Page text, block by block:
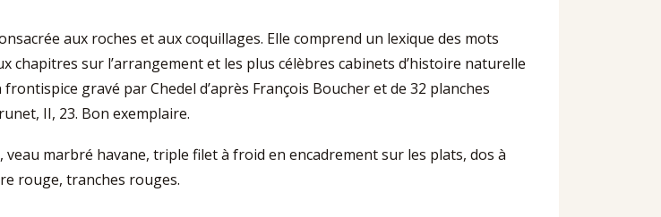
aux roches et aux coquillages. Elle comprend un lexique des mots
chapitres sur l’arrangement et les plus célèbres cabinets d’histoire naturelle
gravé par Chedel d’après François Boucher et de 32 planches
II, 23. Bon exemplaire.
veau marbré havane, triple filet à froid en encadrement sur les plats, dos à
rouge, tranches rouges.